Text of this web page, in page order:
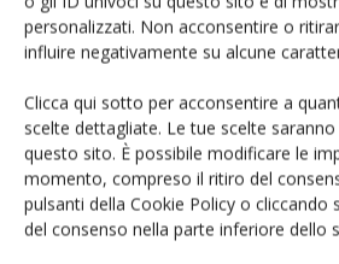
personalizzati. Non acconsentire o
influire negativamente su alcune
Clicca qui sotto per acconsentire a
scelte dettagliate. Le tue scelte
questo sito. È possibile modificare le
momento, compreso il ritiro del
pulsanti della Cookie Policy o cliccando
del consenso nella parte inferiore dello
Salva il mio nome, email e sito web
prossimi commenti.